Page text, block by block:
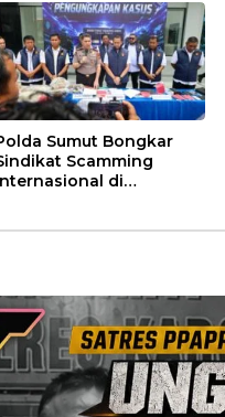
Sumut Bongkar
Scamming
di